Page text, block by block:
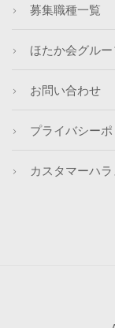
募集職種一覧
ほたか会グル
お問い合わせ
プライバシー
カスタマーハ